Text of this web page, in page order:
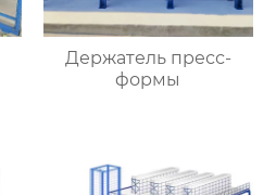
Держатель пресс-
формы